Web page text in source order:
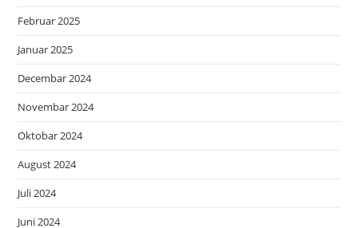
Februar 2025
Januar 2025
Decembar 2024
Novembar 2024
Oktobar 2024
August 2024
Juli 2024
Juni 2024